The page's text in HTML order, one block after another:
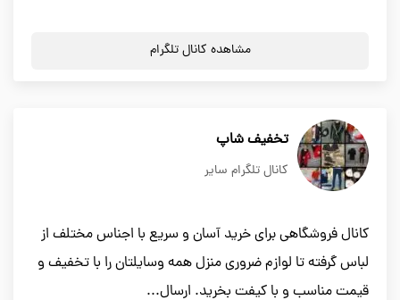
مشاهده کانال تلگرام
تخفیف شاپ
کانال تلگرام سایر
کانال فروشگاهی برای خرید آسان و سریع با اجناس مختلف از
لباس گرفته تا لوازم ضروری منزل همه وسایلتان را با تخفیف و
قیمت مناسب و با کیفت بخرید. ارسال...